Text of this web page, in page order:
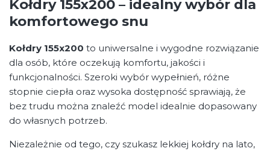
Kołdry 155x200 – idealny wybór dla
komfortowego snu
Kołdry 155x200 to uniwersalne i wygodne rozwiązanie
dla osób, które oczekują komfortu, jakości i
funkcjonalności. Szeroki wybór wypełnień, różne
stopnie ciepła oraz wysoka dostępność sprawiają, że
bez trudu można znaleźć model idealnie dopasowany
do własnych potrzeb.
Niezależnie od tego, czy szukasz lekkiej kołdry na lato,